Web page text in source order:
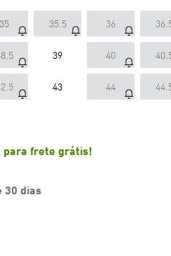
35 35.5 36
39 40
43 44
para frete grátis!
30 dias